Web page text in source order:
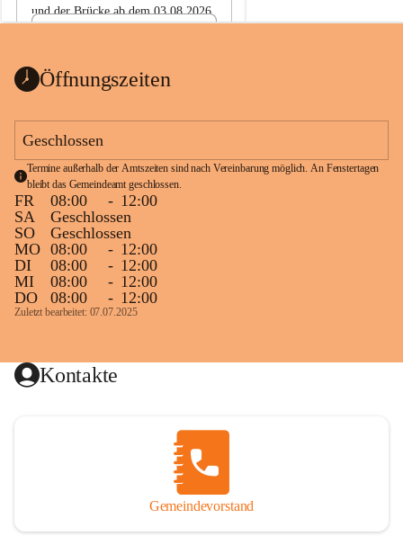
und der Brücke ab dem 03.08.2026
ht
1 Seite•0,1 MB
Öffnungszeiten
Geschlossen
Termine außerhalb der Amtszeiten sind nach Vereinbarung möglich. An Fenstertagen
bleibt das Gemeindeamt geschlossen.
FR 08:00 - 12:00
SA
Geschlossen
SO
Geschlossen
MO 08:00 - 12:00
DI
08:00 - 12:00
MI
08:00 - 12:00
DO
08:00 - 12:00
Zuletzt bearbeitet: 07.07.2025
Kontakte
Gemeindevorstand